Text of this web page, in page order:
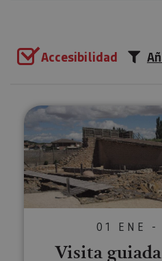
Accesibilidad
01 ENE -
Visita